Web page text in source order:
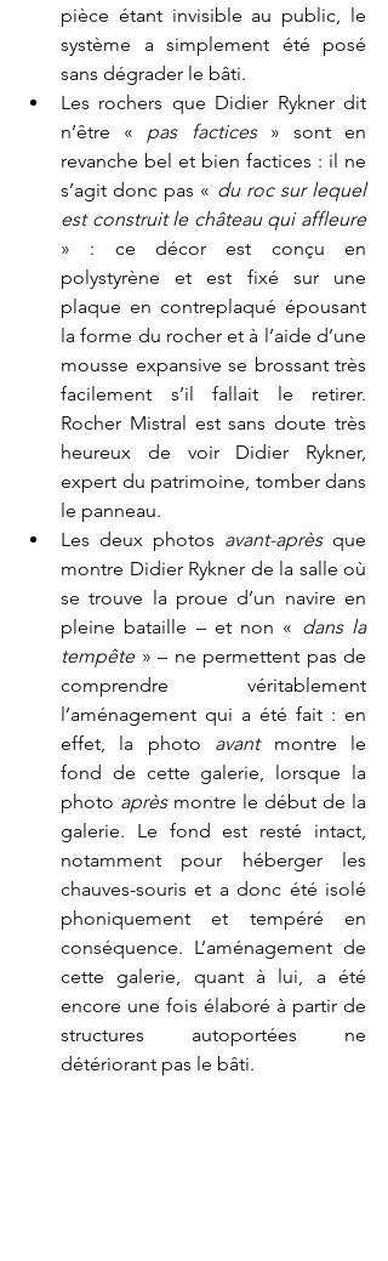
pièce étant invisible au public, le
système a simplement été posé
sans dégrader le bâti.
Les rochers que Didier Rykner dit
n’être « pas factices » sont en
revanche bel et bien factices : il ne
s’agit donc pas « du roc sur lequel
est construit le château qui affleure
» : ce décor est conçu en
polystyrène et est fixé sur une
plaque en contreplaqué épousant
la forme du rocher et à l’aide d’une
mousse expansive se brossant très
facilement s’il fallait le retirer.
Rocher Mistral est sans doute très
heureux de voir Didier Rykner,
expert du patrimoine, tomber dans
le panneau.
Les deux photos avant-après que
montre Didier Rykner de la salle où
se trouve la proue d’un navire en
pleine bataille – et non « dans la
tempête » – ne permettent pas de
comprendre véritablement
l’aménagement qui a été fait : en
effet, la photo avant montre le
fond de cette galerie, lorsque la
photo après montre le début de la
galerie. Le fond est resté intact,
notamment pour héberger les
chauves-souris et a donc été isolé
phoniquement et tempéré en
conséquence. L’aménagement de
cette galerie, quant à lui, a été
encore une fois élaboré à partir de
structures autoportées ne
détériorant pas le bâti.